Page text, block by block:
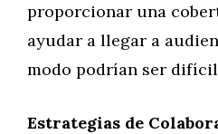
proporcionar una
ayudar a llegar a
modo podrían ser
Estrategias de